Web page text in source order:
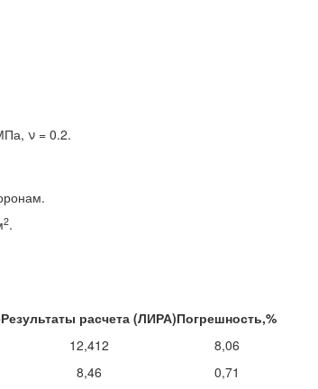
ν = 0.2.
2.
Результаты расчета (ЛИРА)Погрешность,%
12,412
8,06
8,46
0,71